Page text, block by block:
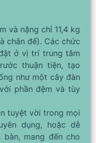
và nặng chỉ 11,4 kg
chân đế). Các chức
ở vị trí trung tâm
thuận tiện, tạo
như một cây đàn
phần đệm và tùy
tuyệt vời trong mọi
dụng, hoặc dễ
mang đến cho